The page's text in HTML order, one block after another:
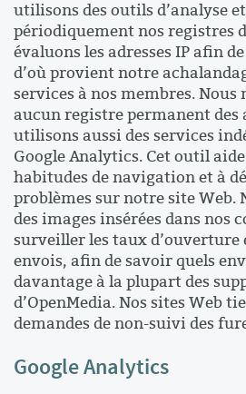
utilisons des outils d’analyse
périodiquement nos registres
évaluons les adresses IP afin
d’où provient notre
services à nos membres. Nous
aucun registre permanent des
utilisons aussi des services
Google Analytics. Cet outil
habitudes de navigation et à
problèmes sur notre site Web.
des images insérées dans nos
surveiller les taux d’ouverture
envois, afin de savoir quels
davantage à la plupart des
d’OpenMedia. Nos sites Web
demandes de non-suivi des
Google Analytics